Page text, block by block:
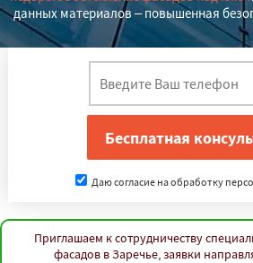
данных материалов – повышенная
Даю согласие на обработку
Приглашаем к сотрудничеству
фасадов в Заречье, заявки